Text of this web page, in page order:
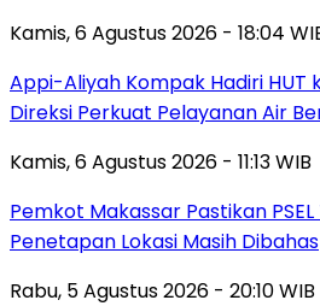
Kamis, 6 Agustus 2026 - 18:04
Appi-Aliyah Kompak Hadiri HUT
Direksi Perkuat Pelayanan Air
Kamis, 6 Agustus 2026 - 11:13 WIB
Pemkot Makassar Pastikan
Penetapan Lokasi Masih Dibahas
Rabu, 5 Agustus 2026 - 20:10 WIB